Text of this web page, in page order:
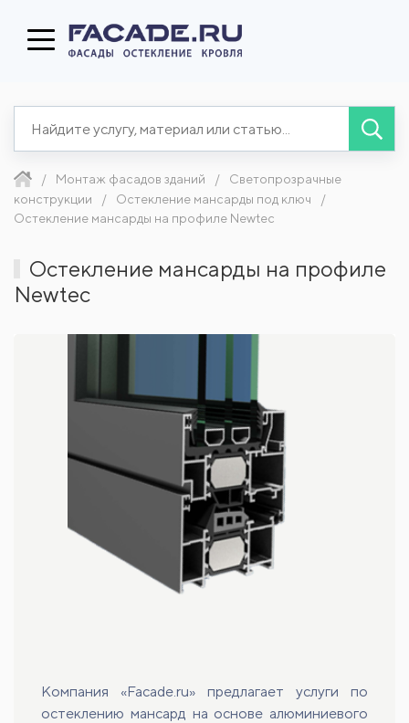
Монтаж фасадов зданий
Светопрозрачные
конструкции
Остекление мансарды под ключ
Остекление мансарды на профиле Newtec
Остекление мансарды на профиле
Newtec
Компания «Facade.ru» предлагает услуги по
остеклению мансард на основе алюминиевого